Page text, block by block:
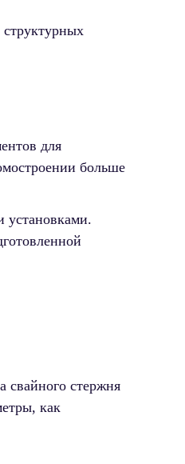
для
больше
установками.
свайного стержня
как